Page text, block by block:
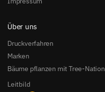
Über uns
Druckverfahren
Marken
Bäume pflanzen mit Tree-Nation
Leitbild